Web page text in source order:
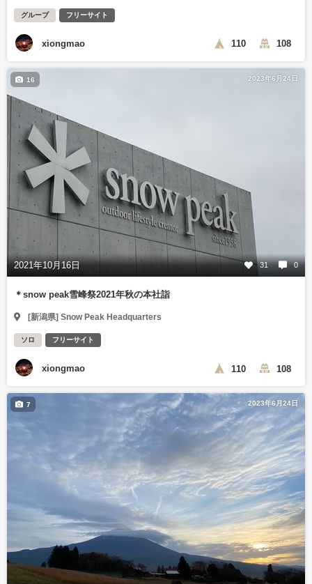
グループ フリーサイト
xiongmao 110 108
2023年6月24日
2021年10月16日 31 0
16
＊snow peak雪峰祭2021年秋の本社詣
[新潟県] Snow Peak Headquarters
ソロ フリーサイト
xiongmao 110 108
2023年6月24日
7